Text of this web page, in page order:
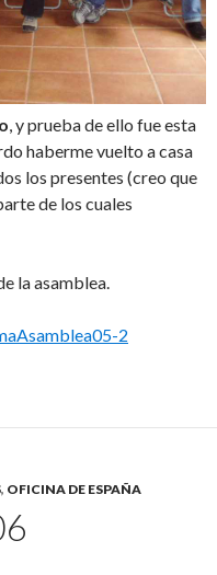
, y prueba de ello fue esta
haberme vuelto a casa
los presentes (creo que
de los cuales
la asamblea.
2
, OFICINA DE ESPAÑA